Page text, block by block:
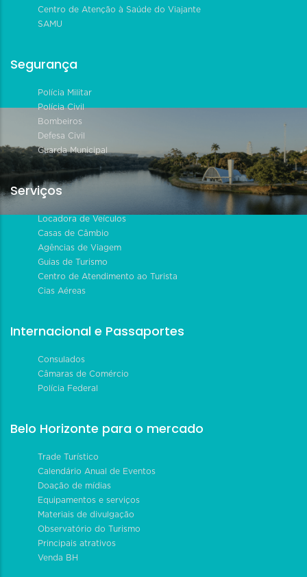
Centro de Atenção à Saúde do Viajante
SAMU
Segurança
Polícia Militar
Polícia Civil
Bombeiros
Defesa Civil
Guarda Municipal
Serviços
Locadora de Veículos
Casas de Câmbio
Agências de Viagem
Guias de Turismo
Centro de Atendimento ao Turista
Cias Aéreas
Internacional e Passaportes
Consulados
Câmaras de Comércio
Polícia Federal
Belo Horizonte para o mercado
Trade Turístico
Calendário Anual de Eventos
Doação de mídias
Equipamentos e serviços
Materiais de divulgação
Observatório do Turismo
Principais atrativos
Venda BH